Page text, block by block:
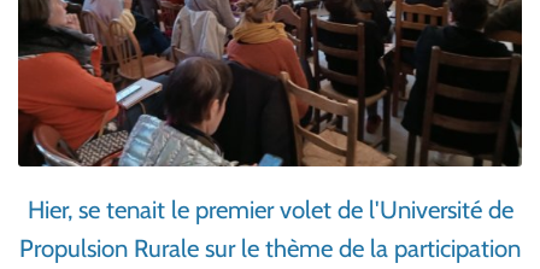
Hier, se tenait le premier volet de l'Université de
Propulsion Rurale sur le thème de la participation